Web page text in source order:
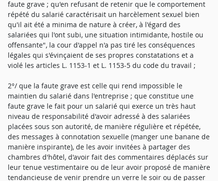
faute grave ; qu'en refusant de retenir que le comportement
répété du salarié caractérisait un harcèlement sexuel bien
qu'il ait été a minima de nature à créer, à l'égard des
salariées qui l'ont subi, une situation intimidante, hostile ou
offensante", la cour d'appel n'a pas tiré les conséquences
légales qui s'évinçaient de ses propres constatations et a
violé les articles L. 1153-1 et L. 1153-5 du code du travail ;
2°/ que la faute grave est celle qui rend impossible le
maintien du salarié dans l'entreprise ; que constitue une
faute grave le fait pour un salarié qui exerce un très haut
niveau de responsabilité d'avoir adressé à des salariées
placées sous son autorité, de manière régulière et répétée,
des messages à connotation sexuelle (manger une banane de
manière inspirante), de les avoir invitées à partager des
chambres d'hôtel, d'avoir fait des commentaires déplacés sur
leur tenue vestimentaire ou de leur avoir proposé de manière
tendancieuse de venir prendre un verre le soir ou de passer